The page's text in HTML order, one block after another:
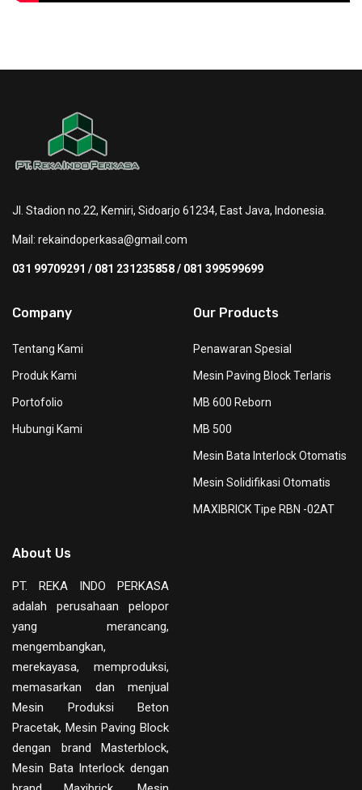
Jl. Stadion no.22, Kemiri, Sidoarjo 61234, East Java, Indonesia.
Mail: rekaindoperkasa@gmail.com
031 99709291 / 081 231235858 / 081 399599699
Company
Tentang Kami
Produk Kami
Portofolio
Hubungi Kami
Our Products
Penawaran Spesial
Mesin Paving Block Terlaris
MB 600 Reborn
MB 500
Mesin Bata Interlock Otomatis
Mesin Solidifikasi Otomatis
MAXIBRICK Tipe RBN -02AT
About Us
PT. REKA INDO PERKASA
adalah perusahaan pelopor
yang merancang,
mengembangkan,
merekayasa, memproduksi,
memasarkan dan menjual
Mesin Produksi Beton
Pracetak, Mesin Paving Block
dengan brand Masterblock,
Mesin Bata Interlock dengan